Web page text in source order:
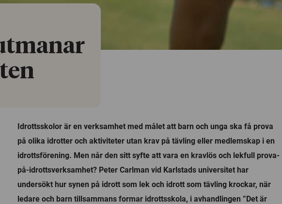
Idrottsskolor är en verksamhet med målet att barn och unga ska få prova
på olika idrotter och aktiviteter utan krav på tävling eller medlemskap i en
idrottsförening. Men når den sitt syfte att vara en kravlös och lekfull prova-
på-idrottsverksamhet? Peter Carlman vid Karlstads universitet har
undersökt hur synen på idrott som lek och idrott som tävling krockar, när
ledare och barn tillsammans formar idrottsskola, i avhandlingen ”Det är